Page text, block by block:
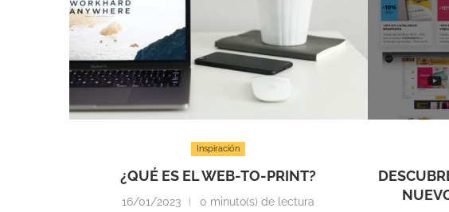
Inspiración
¿QUÉ ES EL WEB-TO-PRINT?
16/01/2023 0 minuto(s) de lectura